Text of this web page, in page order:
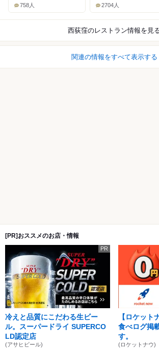
758人 2704人
西荻窪のレストラン情報を見
関連の情報をすべて表示する
[PR]おススメのお店・情報
PR
冷えと品質にこだわる生ビー
ル。スーパードライ SUPERCO
LD認定店
(アサヒビール)
【ロケット
食べログ掲
す。
(ロケットナウ)